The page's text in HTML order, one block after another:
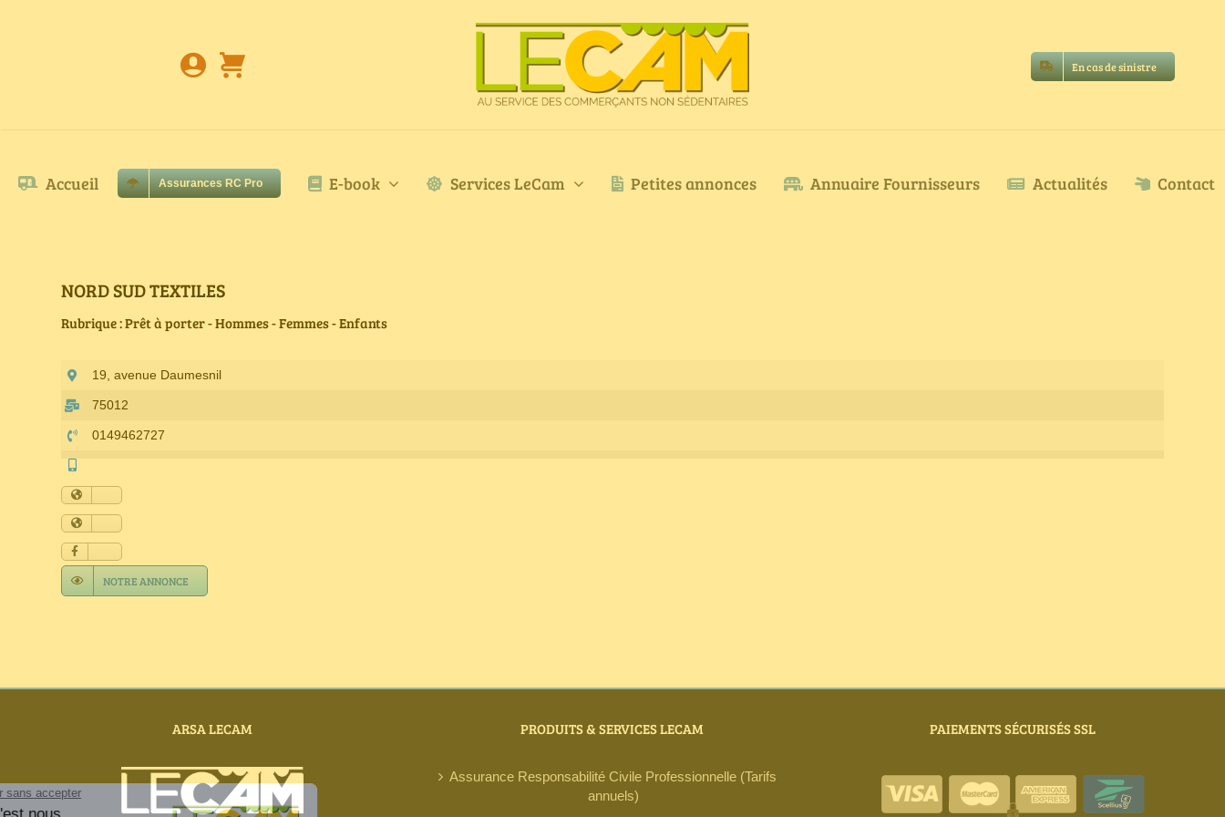
En cas de sinistre
Accueil Assurances RC Pro E-book Services LeCam Petites annonces Annuaire Fournisseurs Actualités Contact
NORD SUD TEXTILES
Rubrique : Prêt à porter - Hommes - Femmes - Enfants
19, avenue Daumesnil
75012
0149462727
NOTRE ANNONCE
ARSA LECAM PRODUITS & SERVICES LECAM
Assurance Responsabilité Civile Professionnelle (Tarifs
annuels)
PAIEMENTS SÉCURISÉS SSL